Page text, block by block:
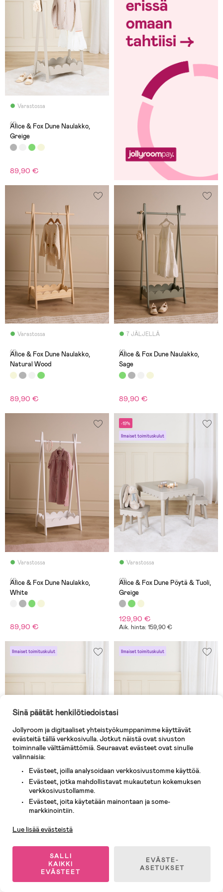
Varastossa
(1)
Alice & Fox Dune Naulakko,
Greige
89,90 €
Varastossa
(1)
Alice & Fox Dune Naulakko,
Natural Wood
89,90 €
7 JÄLJELLÄ
(1)
Alice & Fox Dune Naulakko,
Sage
89,90 €
Varastossa
(1)
Alice & Fox Dune Naulakko,
White
89,90 €
-19%
Ilmaiset toimituskulut
Varastossa
(2)
Alice & Fox Dune Pöytä & Tuoli,
Greige
129,90 €
Aik. hinta: 159,90 €
Ilmaiset toimituskulut
Varastossa
Alice & Fox Dune Pöytä &
Ilmaiset toimituskulut
159,90 €
Superhinta
Sinä päätät henkilötiedoistasi
Jollyroom ja digitaaliset yhteistyökumppanimme käyttävät
evästeitä tällä verkkosivulla. Jotkut näistä ovat sivuston
toiminnalle välttämättömiä. Seuraavat evästeet ovat sinulle
valinnaisia:
Evästeet, joilla analysoidaan verkkosivustomme käyttöä.
Evästeet, jotka mahdollistavat mukautetun kokemuksen
verkkosivustollamme.
Evästeet, joita käytetään mainontaan ja some-
markkinointiin.
Lue lisää evästeistä
SALLI
KAIKKI
EVÄSTEET
EVÄSTE-
ASETUKSET